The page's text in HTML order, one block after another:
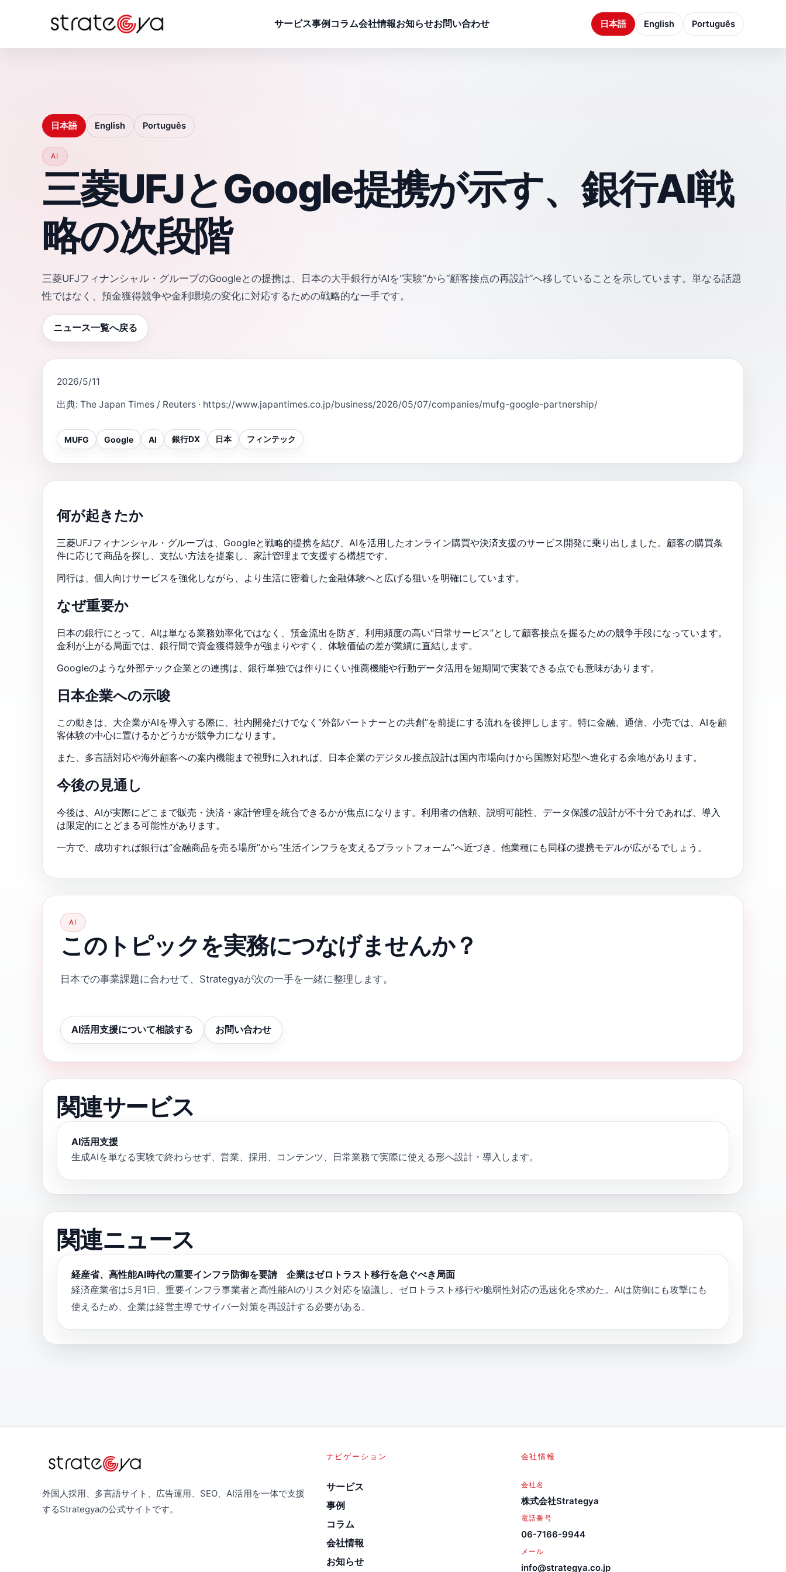
サービス事例 コラム会社情報お知らせお問い合わせ 日本語 English Português
日本語 English Português
AI
三菱UFJとGoogle提携が示す、銀行AI戦
略の次段階
三菱UFJフィナンシャル・グループのGoogleとの提携は、日本の大手銀行がAIを“実験”から“顧客接点の再設計”へ移していることを示しています。単なる話題
性ではなく、預金獲得競争や金利環境の変化に対応するための戦略的な一手です。
ニュース一覧へ戻る
2026/5/11
出典: The Japan Times / Reuters · https://www.japantimes.co.jp/business/2026/05/07/companies/mufg-google-partnership/
MUFG Google AI 銀行DX 日本 フィンテック
何が起きたか
三菱UFJフィナンシャル・グループは、Googleと戦略的提携を結び、AIを活用したオンライン購買や決済支援のサービス開発に乗り出しました。顧客の購買条
件に応じて商品を探し、支払い方法を提案し、家計管理まで支援する構想です。
同行は、個人向けサービスを強化しながら、より生活に密着した金融体験へと広げる狙いを明確にしています。
なぜ重要か
日本の銀行にとって、AIは単なる業務効率化ではなく、預金流出を防ぎ、利用頻度の高い“日常サービス”として顧客接点を握るための競争手段になっています。
金利が上がる局面では、銀行間で資金獲得競争が強まりやすく、体験価値の差が業績に直結します。
Googleのような外部テック企業との連携は、銀行単独では作りにくい推薦機能や行動データ活用を短期間で実装できる点でも意味があります。
日本企業への示唆
この動きは、大企業がAIを導入する際に、社内開発だけでなく“外部パートナーとの共創”を前提にする流れを後押しします。特に金融、通信、小売では、AIを顧
客体験の中心に置けるかどうかが競争力になります。
また、多言語対応や海外顧客への案内機能まで視野に入れれば、日本企業のデジタル接点設計は国内市場向けから国際対応型へ進化する余地があります。
今後の見通し
今後は、AIが実際にどこまで販売・決済・家計管理を統合できるかが焦点になります。利用者の信頼、説明可能性、データ保護の設計が不十分であれば、導入
は限定的にとどまる可能性があります。
一方で、成功すれば銀行は“金融商品を売る場所”から“生活インフラを支えるプラットフォーム”へ近づき、他業種にも同様の提携モデルが広がるでしょう。
AI
このトピックを実務につなげませんか？
日本での事業課題に合わせて、Strategyaが次の一手を一緒に整理します。
AI活用支援について相談する お問い合わせ
関連サービス
AI活用支援
生成AIを単なる実験で終わらせず、営業、採用、コンテンツ、日常業務で実際に使える形へ設計・導入します。
関連ニュース
経産省、高性能AI時代の重要インフラ防御を要請 企業はゼロトラスト移行を急ぐべき局面
経済産業省は5月1日、重要インフラ事業者と高性能AIのリスク対応を協議し、ゼロトラスト移行や脆弱性対応の迅速化を求めた。AIは防御にも攻撃にも
使えるため、企業は経営主導でサイバー対策を再設計する必要がある。
外国人採用、多言語サイト、広告運用、SEO、AI活用を一体で支援
するStrategyaの公式サイトです。
ナビゲーション
サービス
事例
コラム
会社情報
お知らせ
会社情報
会社名
株式会社Strategya
電話番号
06-7166-9944
メール
info@strategya.co.jp